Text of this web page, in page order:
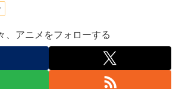
、アニメをフォローする